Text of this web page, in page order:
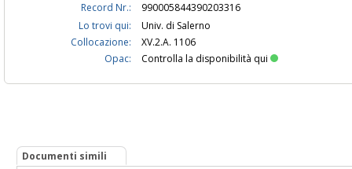
Record Nr.:
990005844390203316
Lo trovi qui:
Univ. di Salerno
Collocazione:
XV.2.A. 1106
Opac:
Controlla la disponibilità qui
Documenti simili